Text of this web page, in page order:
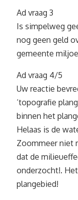
Ad vraag 3
Is simpelweg
nog geen geld
gemeente
Ad vraag 4/5
Uw reactie
’topografie
binnen het
Helaas is de
Zoommeer niet
dat de
onderzocht!.
plangebied!